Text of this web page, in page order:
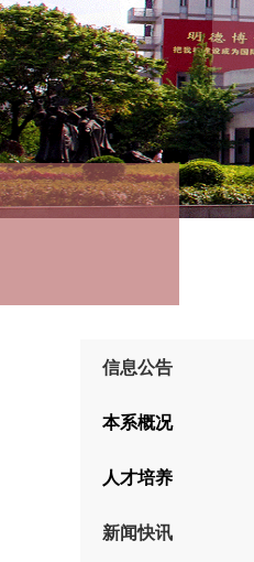
信息公告
本系概况
人才培养
新闻快讯